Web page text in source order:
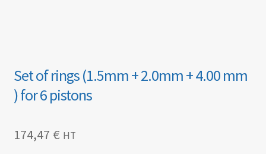
Set of rings (1.5mm + 2.0mm + 4.00 mm
) for 6 pistons
174,47 € HT